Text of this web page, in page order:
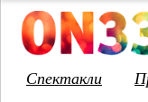
Спектакли